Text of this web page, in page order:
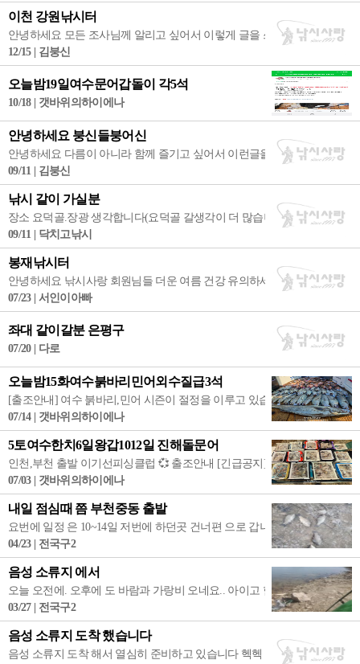
이천 강원낚시터
안녕하세요 모든 조사님께 알리고 싶어서 이렇게 글을 쓰는겁니다 (그당
12/15 | 김붕신
오늘밤19일여수문어갑돌이 각5석
10/18 | 갯바위의하이에나
안녕하세요 붕신들붕어신
안녕하세요 다름이 아니라 함께 즐기고 싶어서 이런글을 씁니다 같이 다
09/11 | 김붕신
낚시 같이 가실분
장소 요덕골.장광 생각합니다(요덕골 갈생각이 더 많습니다) 시간 9월11
09/11 | 닥치고낚시
봉재낚시터
안녕하세요 낚시사랑 회원님들 더운 여름 건강 유의하세요 다음주 초딩
07/23 | 서인이아빠
좌대 같이갈분 은평구
07/20 | 다로
오늘밤15화여수붉바리민어외수질급3석
[출조안내] 여수 붉바리,민어 시즌이 절정을 이루고 있습니다. 잘 나올때
07/14 | 갯바위의하이에나
5토여수한치6일왕갑1012일 진해돌문어
인천,부천 출발 이기선피싱클럽 💞 출조안내 [긴급공지] ●7.5(토) 여수 한
07/03 | 갯바위의하이에나
내일 점심때 쯤 부천중동 출발
요번에 일정 은 10~14일 저번에 하던곳 건너편 으로 갑니다.. 위지만은 죄
04/23 | 전국구2
음성 소류지 에서
오늘 오전에. 오후에 도 바람과 가랑비 오네요.. 아이고 힘드네요 요... 하
03/27 | 전국구2
음성 소류지 도착 했습니다
음성 소류지 도착 해서 열심히 준비하고 있습니다 헥헥 내일 낚시 자리 &